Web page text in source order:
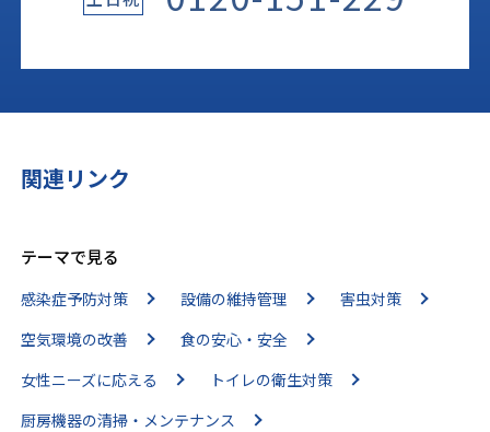
関連リンク
テーマで見る
感染症予防対策 設備の維持管理
害虫対策
空気環境の改善
食の安心・安全
女性ニーズに応える
トイレの衛生対策
厨房機器の清掃・メンテナンス